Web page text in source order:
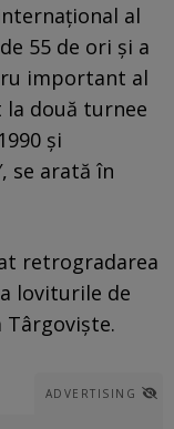
al
55 de ori și a
important al
la două turnee
și
se arată în
retrogradarea
loviturile de
Târgoviște.
ADVERTISING